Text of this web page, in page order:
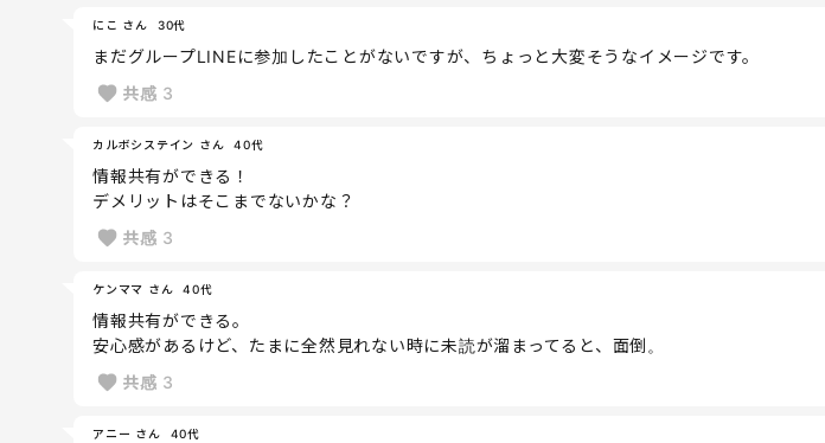
にこ さん 30代
まだグループLINEに参加したことがないですが、ちょっと大変そうなイメージです。
共感 3
カルボシステイン さん 40代
情報共有ができる！
デメリットはそこまでないかな？
共感 3
ケンママ さん 40代
情報共有ができる。
安心感があるけど、たまに全然見れない時に未読が溜まってると、面倒。
共感 3
アニー さん 40代